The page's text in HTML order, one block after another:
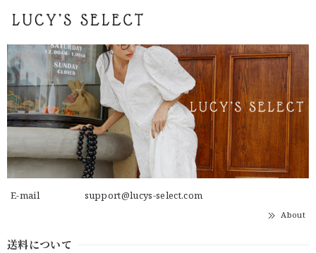
E-mail support@lucys-select.com
About
送料について